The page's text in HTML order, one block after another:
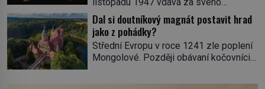
Ještě v prvních letech nové republiky
fungoval kvůli nedostatku zboží
přídělový systém. […]
vyvoleného Filipa Mountbattena. Aby
měla na obřad ve Westminsteru podle
tradice „něco vypůjčeného“, její matka jí
věnuje jedinečný šperk ze své
soukromé kolekce – diamantovou tiáru
tiára,“ zhodnotil klenot britský politik Sir
Dal si doutníkový magnát postavit hrad
jako z pohádky?
Střední Evropu v roce 1241 zle poplení
Mongolové. Později obávaní kočovníci